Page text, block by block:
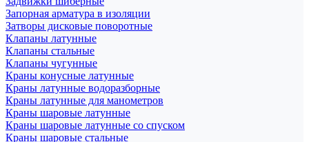
Запорная арматура в изоляции
Затворы дисковые поворотные
Клапаны латунные
Клапаны стальные
Клапаны чугунные
Краны конусные латунные
Краны латунные водоразборные
Краны латунные для манометров
Краны шаровые латунные
Краны шаровые латунные со спуском
Краны шаровые стальные